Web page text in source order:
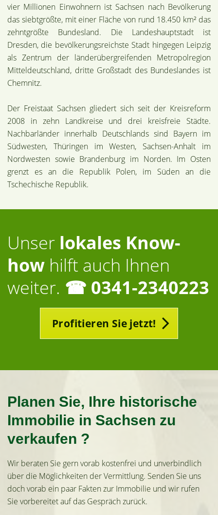
vier Millionen Einwohnern ist Sachsen nach Bevölkerung
das siebtgrößte, mit einer Fläche von rund 18.450 km² das
zehntgrößte Bundesland. Die Landeshauptstadt ist
Dresden, die bevölkerungsreichste Stadt hingegen Leipzig
als Zentrum der länderübergreifenden Metropolregion
Mitteldeutschland, dritte Großstadt des Bundeslandes ist
Chemnitz.
Der Freistaat Sachsen gliedert sich seit der Kreisreform
2008 in zehn Landkreise und drei kreisfreie Städte.
Nachbarländer innerhalb Deutschlands sind Bayern im
Südwesten, Thüringen im Westen, Sachsen-Anhalt im
Nordwesten sowie Brandenburg im Norden. Im Osten
grenzt es an die Republik Polen, im Süden an die
Tschechische Republik.
Unser lokales Know-
how hilft auch Ihnen
weiter. ☎ 0341-2340223
Profitieren Sie jetzt!
Planen Sie, Ihre historische
Immobilie in Sachsen zu
verkaufen ?
Wir beraten Sie gern vorab kostenfrei und unverbindlich
über die Möglichkeiten der Vermittlung. Senden Sie uns
doch vorab ein paar Fakten zur Immobilie und wir rufen
Sie vorbereitet auf das Gespräch zurück.